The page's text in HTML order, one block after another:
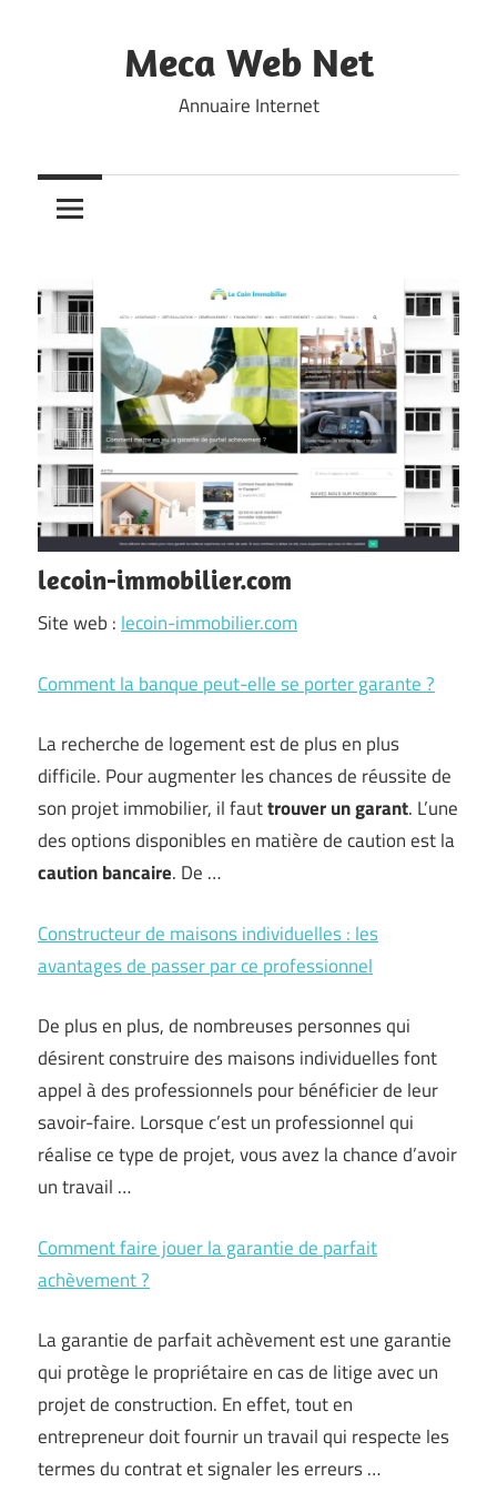
Meca Web Net
Annuaire Internet
lecoin-immobilier.com
Site web : lecoin-immobilier.com
Comment la banque peut-elle se porter garante ?
La recherche de logement est de plus en plus
difficile. Pour augmenter les chances de réussite de
son projet immobilier, il fauttrouver un garant. L’une
des options disponibles en matière de caution est la
caution bancaire. De …
Constructeur de maisons individuelles : les
avantages de passer par ce professionnel
De plus en plus, de nombreuses personnes qui
désirent construire des maisons individuelles font
appel à des professionnels pour bénéficier de leur
savoir-faire. Lorsque c’est un professionnel qui
réalise ce type de projet, vous avez la chance d’avoir
un travail …
Comment faire jouer la garantie de parfait
achèvement ?
La garantie de parfait achèvement est une garantie
qui protège le propriétaire en cas de litige avec un
projet de construction. En effet, tout en
entrepreneur doit fournir un travail qui respecte les
termes du contrat et signaler les erreurs …